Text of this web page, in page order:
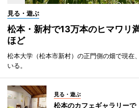
見る・遊ぶ
松本・新村で13万本のヒマワ
ほど
松本大学（松本市新村）の正門側の畑で現在
いる。
見る・遊ぶ
松本のカフェギャラリー